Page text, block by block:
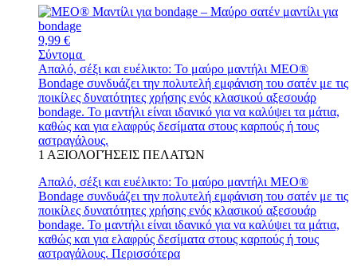
9,99 €
Σύντομα
Απαλό, σέξι και ευέλικτο: Το μαύρο μαντήλι MEO®
Bondage συνδυάζει την πολυτελή εμφάνιση του σατέν με τις
ποικίλες δυνατότητες χρήσης ενός κλασικού αξεσουάρ
bondage. Το μαντήλι είναι ιδανικό για να καλύψει τα μάτια,
καθώς και για ελαφρύς δεσίματα στους καρπούς ή τους
αστραγάλους.
1 ΑΞΙΟΛΟΓΉΣΕΙΣ ΠΕΛΑΤΏΝ
Απαλό, σέξι και ευέλικτο: Το μαύρο μαντήλι MEO®
Bondage συνδυάζει την πολυτελή εμφάνιση του σατέν με τις
ποικίλες δυνατότητες χρήσης ενός κλασικού αξεσουάρ
bondage. Το μαντήλι είναι ιδανικό για να καλύψει τα μάτια,
καθώς και για ελαφρύς δεσίματα στους καρπούς ή τους
αστραγάλους. Περισσότερα